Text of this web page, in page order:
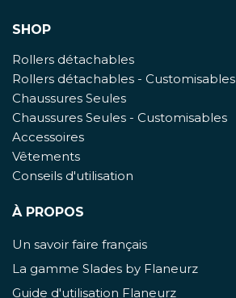
SHOP
Rollers détachables
Rollers détachables - Customisables
Chaussures Seules
Chaussures Seules - Customisables
Accessoires
Vêtements
Conseils d'utilisation
À PROPOS
Un savoir faire français
La gamme Slades by Flaneurz
Guide d'utilisation Flaneurz